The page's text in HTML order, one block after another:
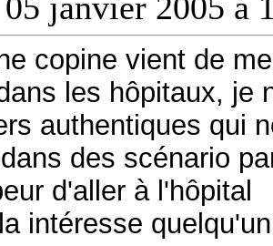
copine vient de
les hôpitaux, je
authentiques qui
des scénario
d'aller à l'hôpital
intéresse quelqu'un